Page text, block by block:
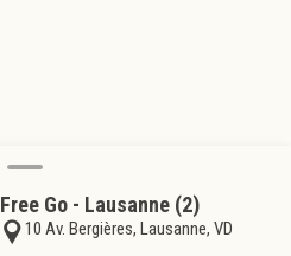
Free Go - Lausanne (2)
10 Av. Bergières, Lausanne, VD